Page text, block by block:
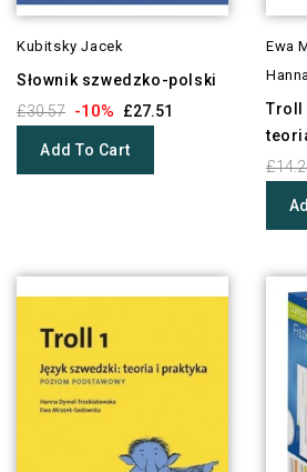
Kubitsky Jacek
Słownik szwedzko-polski
£30.57 -10% £27.51
Add To Cart
Ewa
Troll